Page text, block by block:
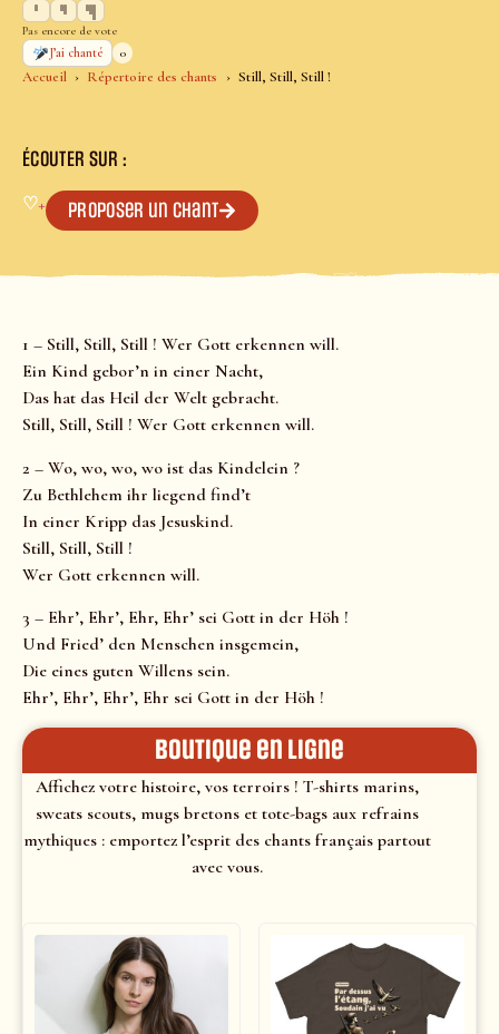
Accueil Répertoire des chants Still, Still, Still !
Pas encore de vote
J’ai chanté
0
ÉCOUTER SUR :
♡+ Proposer un chant
1 – Still, Still, Still ! Wer Gott erkennen will.
Ein Kind gebor’n in einer Nacht,
Das hat das Heil der Welt gebracht.
Still, Still, Still ! Wer Gott erkennen will.
2 – Wo, wo, wo, wo ist das Kindelein ?
Zu Bethlehem ihr liegend find’t
In einer Kripp das Jesuskind.
Still, Still, Still !
Wer Gott erkennen will.
3 – Ehr’, Ehr’, Ehr, Ehr’ sei Gott in der Höh !
Und Fried’ den Menschen insgemein,
Die eines guten Willens sein.
Ehr’, Ehr’, Ehr’, Ehr sei Gott in der Höh !
Boutique en ligne
Affichez votre histoire, vos terroirs ! T-shirts marins,
sweats scouts, mugs bretons et tote-bags aux refrains
mythiques : emportez l’esprit des chants français partout
avec vous.